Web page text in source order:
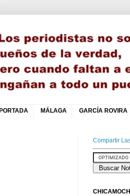
PORTADA MÁLAGA GARCÍA ROVIRA
Compartir